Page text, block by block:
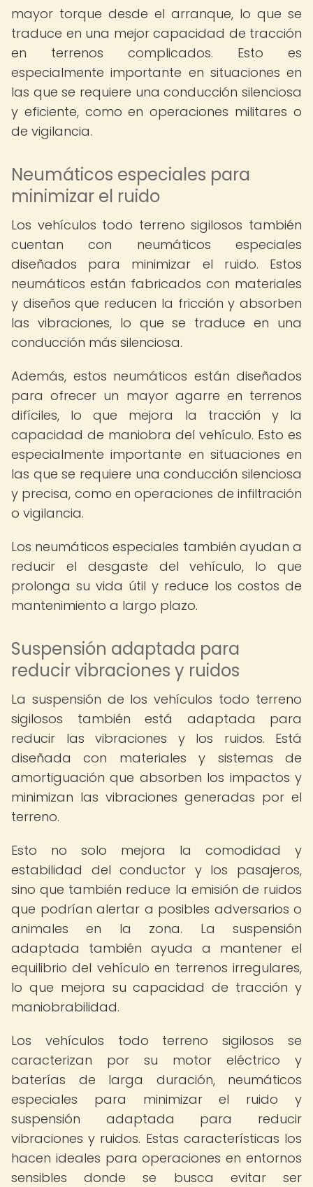
mayor torque desde el arranque, lo que se
traduce en una mejor capacidad de tracción
en terrenos complicados. Esto es
especialmente importante en situaciones en
las que se requiere una conducción silenciosa
y eficiente, como en operaciones militares o
de vigilancia.
Neumáticos especiales para
minimizar el ruido
Los vehículos todo terreno sigilosos también
cuentan con neumáticos especiales
diseñados para minimizar el ruido. Estos
neumáticos están fabricados con materiales
y diseños que reducen la fricción y absorben
las vibraciones, lo que se traduce en una
conducción más silenciosa.
Además, estos neumáticos están diseñados
para ofrecer un mayor agarre en terrenos
difíciles, lo que mejora la tracción y la
capacidad de maniobra del vehículo. Esto es
especialmente importante en situaciones en
las que se requiere una conducción silenciosa
y precisa, como en operaciones de infiltración
o vigilancia.
Los neumáticos especiales también ayudan a
reducir el desgaste del vehículo, lo que
prolonga su vida útil y reduce los costos de
mantenimiento a largo plazo.
Suspensión adaptada para
reducir vibraciones y ruidos
La suspensión de los vehículos todo terreno
sigilosos también está adaptada para
reducir las vibraciones y los ruidos. Está
diseñada con materiales y sistemas de
amortiguación que absorben los impactos y
minimizan las vibraciones generadas por el
terreno.
Esto no solo mejora la comodidad y
estabilidad del conductor y los pasajeros,
sino que también reduce la emisión de ruidos
que podrían alertar a posibles adversarios o
animales en la zona. La suspensión
adaptada también ayuda a mantener el
equilibrio del vehículo en terrenos irregulares,
lo que mejora su capacidad de tracción y
maniobrabilidad.
Los vehículos todo terreno sigilosos se
caracterizan por su motor eléctrico y
baterías de larga duración, neumáticos
especiales para minimizar el ruido y
suspensión adaptada para reducir
vibraciones y ruidos. Estas características los
hacen ideales para operaciones en entornos
sensibles donde se busca evitar ser